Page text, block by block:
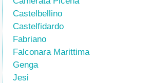
Castelbellino
Castelfidardo
Fabriano
Falconara Marittima
Genga
Jesi